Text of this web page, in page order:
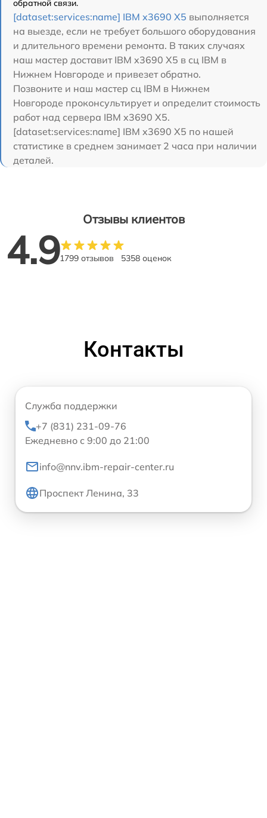
обратной связи.
[dataset:services:name] IBM x3690 X5 выполняется
на выезде, если не требует большого оборудования
и длительного времени ремонта. В таких случаях
наш мастер доставит IBM x3690 X5 в сц IBM в
Нижнем Новгороде и привезет обратно.
Позвоните и наш мастер сц IBM в Нижнем
Новгороде проконсультирует и определит стоимость
работ над сервера IBM x3690 X5.
[dataset:services:name] IBM x3690 X5 по нашей
статистике в среднем занимает 2 часа при наличии
деталей.
Отзывы клиентов
4.91799 отзывов 5358 оценок
Контакты
Служба поддержки
+7 (831) 231-09-76
Ежедневно с 9:00 до 21:00
info@nnv.ibm-repair-center.ru
Проспект Ленина, 33